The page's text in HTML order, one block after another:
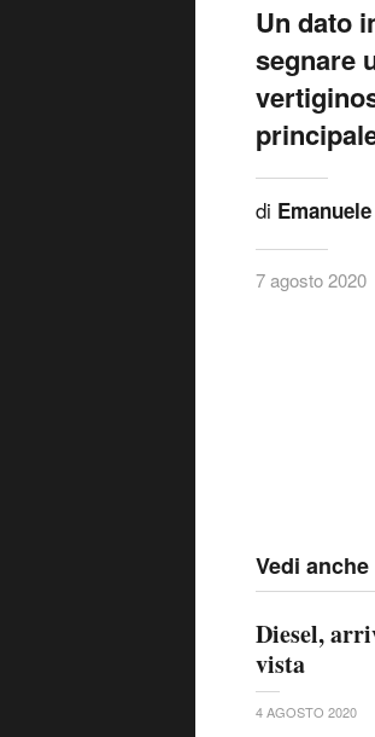
Un dato
segnare
di
7 agosto 2020
Vedi anche
Diesel,
vista
4 AGOSTO 2020